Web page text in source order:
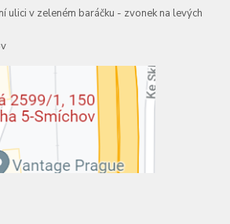
ulici v zeleném baráčku - zvonek na levých